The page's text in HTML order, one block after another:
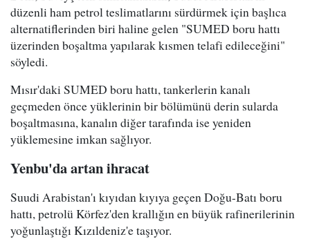
düzenli ham petrol teslimatlarını sürdürmek için başlıca
alternatiflerinden biri haline gelen "SUMED boru hattı
üzerinden boşaltma yapılarak kısmen telafi edileceğini"
söyledi.
Mısır'daki SUMED boru hattı, tankerlerin kanalı
geçmeden önce yüklerinin bir bölümünü derin sularda
boşaltmasına, kanalın diğer tarafında ise yeniden
yüklemesine imkan sağlıyor.
Yenbu'da artan ihracat
Suudi Arabistan'ı kıyıdan kıyıya geçen Doğu-Batı boru
hattı, petrolü Körfez'den krallığın en büyük rafinerilerinin
yoğunlaştığı Kızıldeniz'e taşıyor.